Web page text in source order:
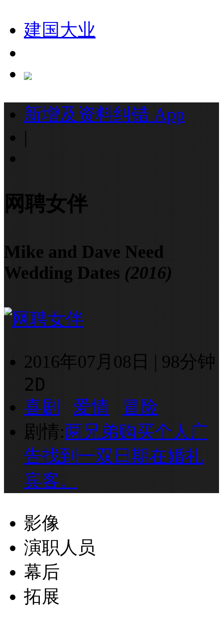
建国大业
新增及资料纠错 App
|
网聘女伴
Mike and Dave Need
Wedding Dates (2016)
2016年07月08日 | 98分钟
2D
喜剧 爱情
冒险
剧情:两兄弟购买个人广
告找到一双日期在婚礼
宾客。
影像
演职人员
幕后
拓展